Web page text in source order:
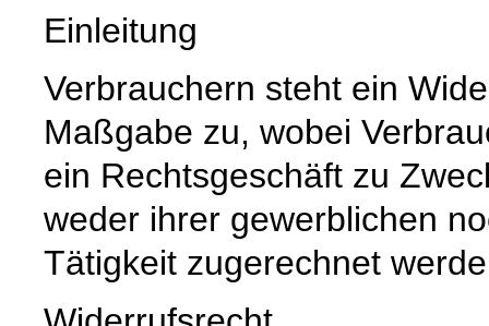
Einleitung
Verbrauchern steht ein
Maßgabe zu, wobei
ein Rechtsgeschäft zu
weder ihrer gewerblichen
Tätigkeit zugerechnet